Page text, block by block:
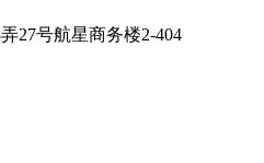
27号航星商务楼2-404